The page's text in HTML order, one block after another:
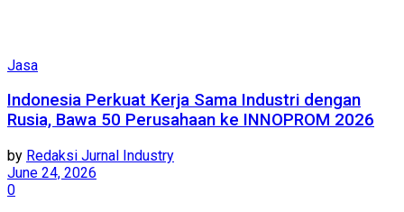
Jasa
Indonesia Perkuat Kerja Sama Industri dengan
Rusia, Bawa 50 Perusahaan ke INNOPROM 2026
by Redaksi Jurnal Industry
June 24, 2026
0